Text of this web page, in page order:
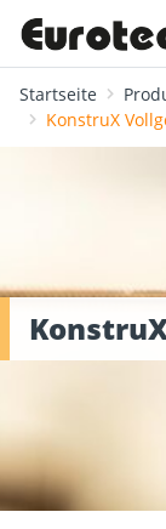
Startseite
KonstruX